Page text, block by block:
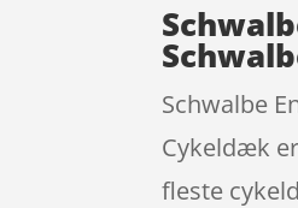
Schwalbe
Cykeldæk
fleste